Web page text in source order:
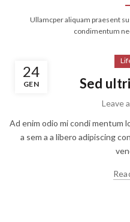
Ullamcper aliquam praesent
condimentum
24
GEN Sed
Leave
Ad enim odio mi condi mentum
a sem a a libero adipiscing